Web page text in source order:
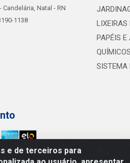
e de terceiros para
Natal - RN
1138
LIXEIRAS
PAPÉIS E
QUÍMICOS
SISTEMA